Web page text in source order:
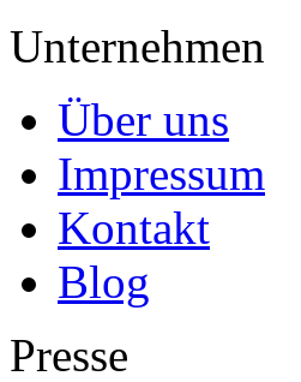
Unternehmen
Über uns
Impressum
Kontakt
Blog
Presse